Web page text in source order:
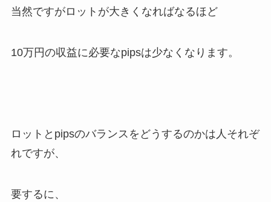
当然ですがロットが大きくなればなるほど
10万円の収益に必要なpipsは少なくなります。
ロットとpipsのバランスをどうするのかは人それぞ
れですが、
要するに、